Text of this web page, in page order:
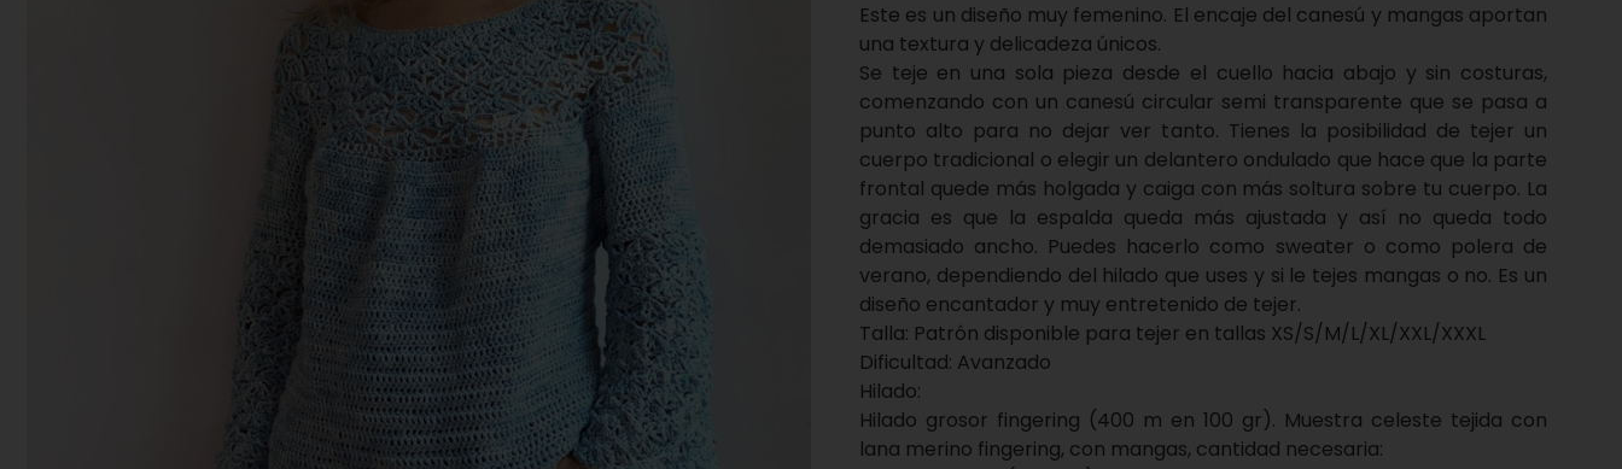
Este es un diseño muy femenino. El encaje del canesú y mangas aportan
una textura y delicadeza únicos.
Se teje en una sola pieza desde el cuello hacia abajo y sin costuras,
comenzando con un canesú circular semi transparente que se pasa a
punto alto para no dejar ver tanto. Tienes la posibilidad de tejer un
cuerpo tradicional o elegir un delantero ondulado que hace que la parte
frontal quede más holgada y caiga con más soltura sobre tu cuerpo. La
gracia es que la espalda queda más ajustada y así no queda todo
demasiado ancho. Puedes hacerlo como sweater o como polera de
verano, dependiendo del hilado que uses y si le tejes mangas o no. Es un
diseño encantador y muy entretenido de tejer.
Talla: Patrón disponible para tejer en tallas XS/S/M/L/XL/XXL/XXXL
Dificultad: Avanzado
Hilado:
Hilado grosor fingering (400 m en 100 gr). Muestra celeste tejida con
lana merino fingering, con mangas, cantidad necesaria: